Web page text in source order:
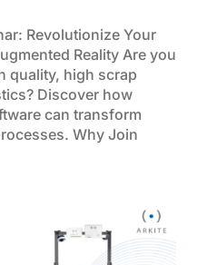
Revolutionize Your
Reality Are you
quality, high scrap
Discover how
can transform
Why Join